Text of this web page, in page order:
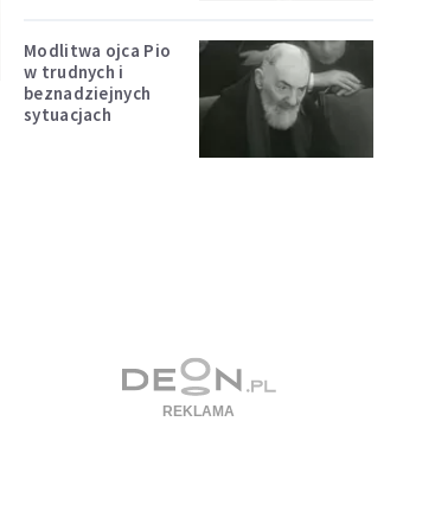
Modlitwa ojca Pio
w trudnych i
beznadziejnych
sytuacjach